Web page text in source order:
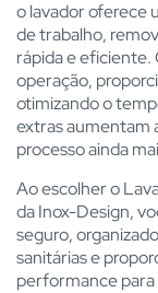
o lavador oferece
de trabalho,
rápida e
operação,
otimizando o
extras aumentam
processo ainda
Ao escolher o
da Inox-Design,
seguro,
sanitárias e
performance para